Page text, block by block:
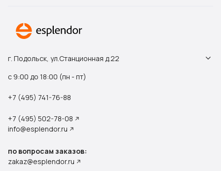
г. Подольск, ул.Станционная д.22
с 9:00 до 18:00 (пн - пт)
+7 (495) 741-76-88
+7 (495) 502-78-08
info@esplendor.ru
по вопросам заказов:
zakaz@esplendor.ru